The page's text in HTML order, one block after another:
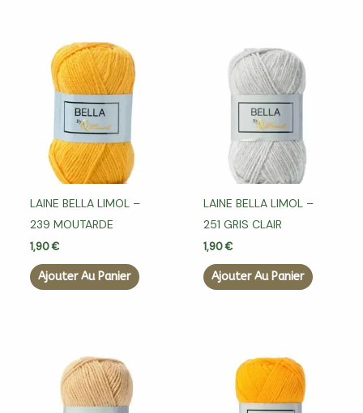
LAINE BELLA LIMOL –
239 MOUTARDE
1,90€
Ajouter Au Panier
LAINE BELLA LIMOL –
251 GRIS CLAIR
1,90€
Ajouter Au Panier